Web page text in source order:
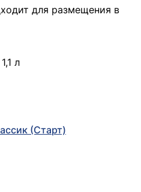
для размещения в
л
(Старт)
кувшин для очистки воды